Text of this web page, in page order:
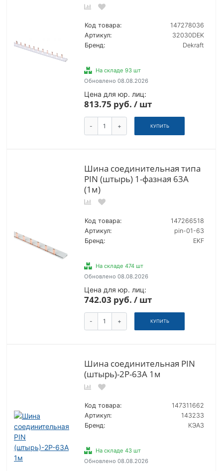
Код товара:
147278036
Артикул:
32030DEK
Бренд:
Dekraft
На складе 93 шт
Обновлено 08.08.2026
Цена для юр. лиц:
813.75 руб. / шт
- + КУПИТЬ
Шина соединительная типа
PIN (штырь) 1-фазная 63А
(1м)
Код товара:
147266518
Артикул:
pin-01-63
Бренд:
EKF
На складе 474 шт
Обновлено 08.08.2026
Цена для юр. лиц:
742.03 руб. / шт
- + КУПИТЬ
Шина соединительная PIN
(штырь)-2Р-63А 1м
Код товара:
147311662
Артикул:
143233
Бренд:
КЭАЗ
На складе 43 шт
Обновлено 08.08.2026